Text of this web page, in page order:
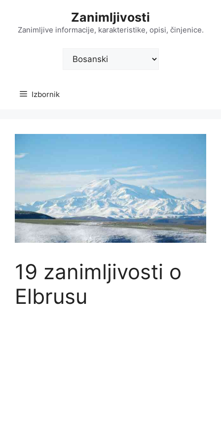
sadržaj
Zanimljivosti
Zanimljive informacije, karakteristike, opisi, činjenice.
Odaberite
Izbornik
19 zanimljivosti o
Elbrusu